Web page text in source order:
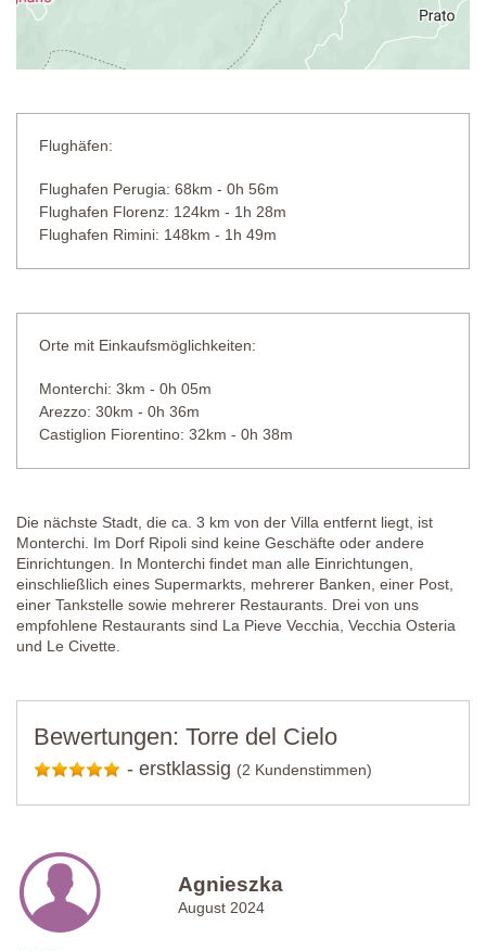
Flughäfen:
Flughafen Perugia: 68km - 0h 56m
Flughafen Florenz: 124km - 1h 28m
Flughafen Rimini: 148km - 1h 49m
Orte mit Einkaufsmöglichkeiten:
Monterchi: 3km - 0h 05m
Arezzo: 30km - 0h 36m
Castiglion Fiorentino: 32km - 0h 38m
Die nächste Stadt, die ca. 3 km von der Villa entfernt liegt, ist
Monterchi. Im Dorf Ripoli sind keine Geschäfte oder andere
Einrichtungen. In Monterchi findet man alle Einrichtungen,
einschließlich eines Supermarkts, mehrerer Banken, einer Post,
einer Tankstelle sowie mehrerer Restaurants. Drei von uns
empfohlene Restaurants sind La Pieve Vecchia, Vecchia Osteria
und Le Civette.
Bewertungen: Torre del Cielo
- erstklassig (2 Kundenstimmen)
Agnieszka
August 2024